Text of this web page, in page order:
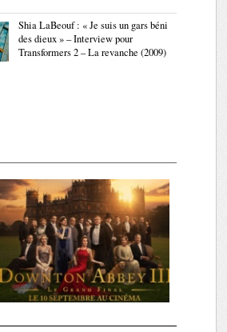
Shia LaBeouf : « Je suis un gars béni
des dieux » – Interview pour
Transformers 2 – La revanche (2009)